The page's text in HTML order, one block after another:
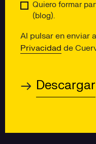
Quiero formar
(blog).
Al pulsar en enviar
Privacidad de